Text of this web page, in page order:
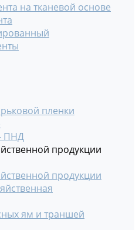
на тканевой основе
пленки
ПНД
продукции
продукции
ям и траншей